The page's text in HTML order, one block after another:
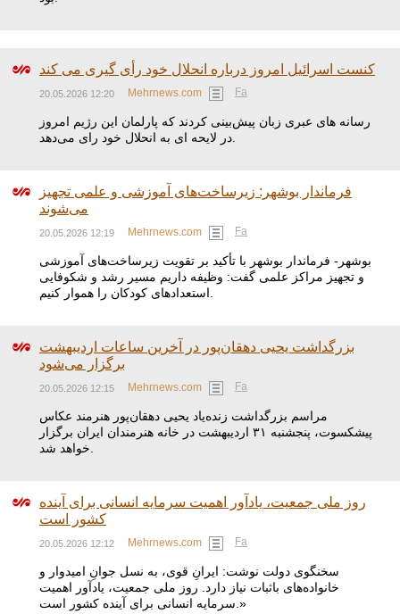
کنست اسرائیل امروز درباره انحلال خود رأی گیری می کند
20.05.2026 12:20 Mehrnews.com Fa
رسانه های عبری زبان پیش‌بینی کردند که پارلمان این رژیم امروز
فرماندار بوشهر: زیرساخت‌های آموزشی و علمی تجهیز
می‌شوند
20.05.2026 12:19 Mehrnews.com Fa
بوشهر- فرماندار بوشهر با تأکید بر تقویت زیرساخت‌های آموزشی
و تجهیز مراکز علمی گفت: وظیفه داریم مسیر رشد و شکوفایی
بزرگداشت یحیی دهقان‌پور در آخرین ساعات اردیبهشت
برگزار می‌شود
20.05.2026 12:15 Mehrnews.com Fa
مراسم بزرگداشت زنده‌یاد یحیی دهقان‌پور هنرمند عکاس
پیشکسوت، پنجشنبه ۳۱ اردیبهشت در خانه هنرمندان ایران برگزار
روز ملی جمعیت، یادآور اهمیت سرمایه انسانی برای آینده
کشور است
20.05.2026 12:12 Mehrnews.com Fa
سخنگوی دولت نوشت: ‏ایرانِ قوی، به نسل جوانِ امیدوار و
خانواده‌های باثبات نیاز دارد. ‏روز ملی جمعیت، یادآور اهمیت
سرمایه انسانی برای آینده کشور است.»